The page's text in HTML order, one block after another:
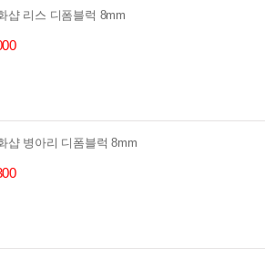
샵 리스 디폼블럭 8mm
샵 병아리 디폼블럭 8mm